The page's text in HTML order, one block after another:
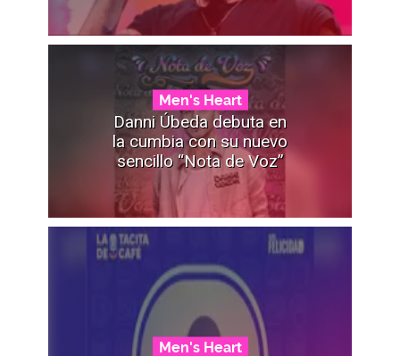
Men's Heart
Danni Úbeda debuta en
la cumbia con su nuevo
sencillo “Nota de Voz”
Men's Heart